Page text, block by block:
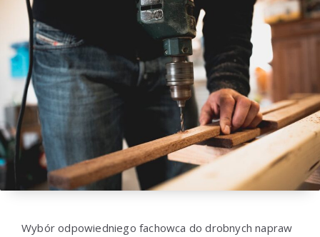
Wybór odpowiedniego fachowca do drobnych napraw